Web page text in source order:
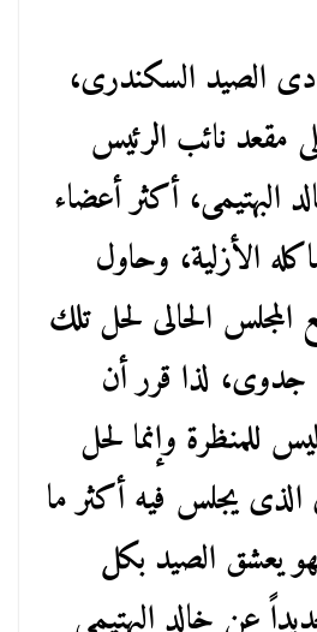
الصيد السكندرى،
مقعد نائب الرئيس
البهتيمى، أكثر أعضاء
الأزلية، وحاول
المجلس الحالى لحل تلك
لذا قرر أن
للمنظرة وإنما لحل
يجلس فيه أكثر ما
يعشق الصيد بكل